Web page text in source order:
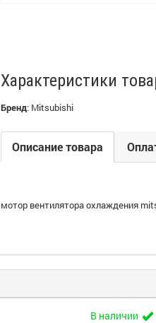
Характеристики
Бренд: Mitsubishi
Описание товара
мотор вентилятора охлаждения
В наличии